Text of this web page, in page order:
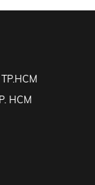
HCM